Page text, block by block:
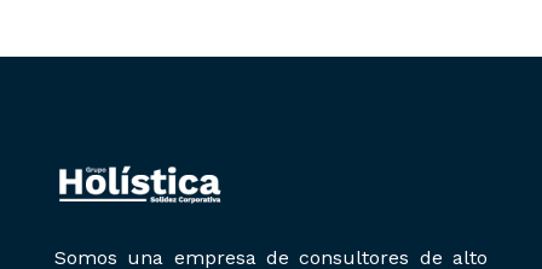
Somos una empresa de consultores de alto